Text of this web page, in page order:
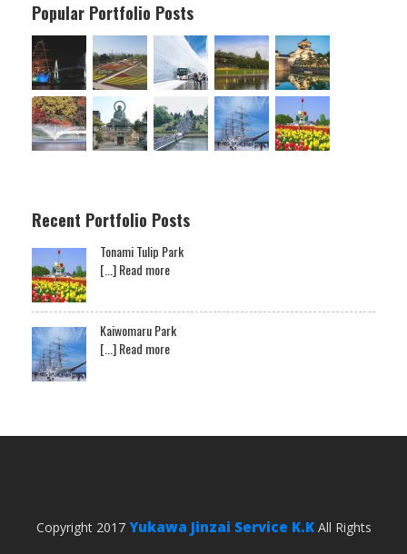
Popular Portfolio Posts
Recent Portfolio Posts
Tonami Tulip Park
[...] Read more
Kaiwomaru Park
[...] Read more
Copyright 2017 Yukawa Jinzai Service K.KAll Rights